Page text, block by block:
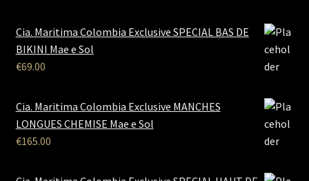
Cia. Maritima Colombia Exclusive SPECIAL BAS DE
BIKINI Mae e Sol
€69.00
Cia. Maritima Colombia Exclusive MANCHES
LONGUES CHEMISE Mae e Sol
€165.00